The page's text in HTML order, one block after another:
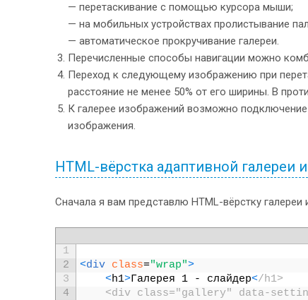
— перетаскивание с помощью курсора мыши;
— на мобильных устройствах пролистывание
— автоматическое прокручивание галереи.
Перечисленные способы навигации можно
Переход к следующему изображению при
расстояние не менее 50% от его ширины. В
К галерее изображений возможно
изображения.
HTML-вёрстка адаптивной галереи
Сначала я вам представлю HTML-вёрстку
1
2
3
4
<div class="wrap">
<h1>Галерея 1 - слайдер</h1>
<div class="gallery" data-